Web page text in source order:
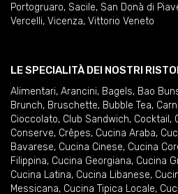
Portogruaro, Sacile, San Donà di
Vercelli, Vicenza, Vittorio Veneto
LE SPECIALITÀ DEI NOSTRI
Alimentari, Arancini, Bagels, Bao
Brunch, Bruschette, Bubble Tea,
Cioccolato, Club Sandwich, Cocktail ,
Conserve, Crêpes, Cucina Araba,
Bavarese, Cucina Cinese, Cucina
Filippina, Cucina Georgiana, Cucina
Cucina Latina, Cucina Libanese,
Messicana, Cucina Tipica Locale,